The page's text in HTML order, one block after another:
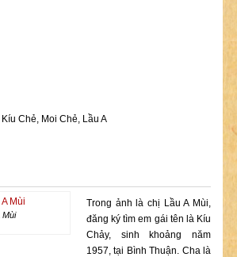
Chẻ, Moi Chẻ, Lầu A
Mùi
Trong ảnh là chị Lầu A Mùi,
đăng ký tìm em gái tên là Kíu
Chảy, sinh khoảng năm
1957, tại Bình Thuận. Cha là